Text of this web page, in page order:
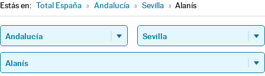
Estás en: Total España » Andalucía » Sevilla » Alanís